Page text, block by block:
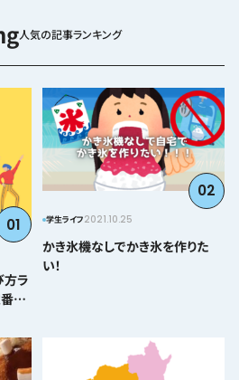
人気の記事ランキング
01
方ラ
か
02
学生ライフ2021.10.25
かき氷機なしでかき氷を作りた
い！